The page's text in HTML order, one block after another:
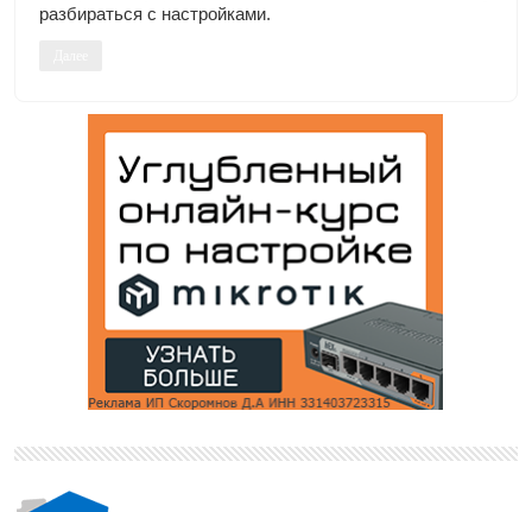
разбираться с настройками.